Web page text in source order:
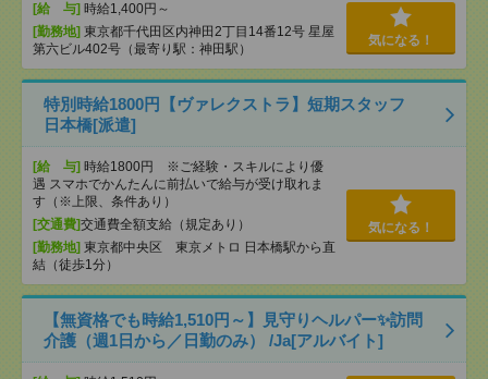
[給 与] 時給1,400円～
[勤務地] 東京都千代田区内神田2丁目14番12号 星屋
第六ビル402号（最寄り駅：神田駅）
気になる！
特別時給1800円【ヴァレクストラ】短期スタッフ
日本橋[派遣]
[給 与] 時給1800円 ※ご経験・スキルにより優
遇 スマホでかんたんに前払いで給与が受け取れま
す（※上限、条件あり）
[交通費]交通費全額支給（規定あり）
[勤務地] 東京都中央区 東京メトロ 日本橋駅から直
結（徒歩1分）
気になる！
【無資格でも時給1,510円～】見守りヘルパー✨訪問
介護（週1日から／日勤のみ） /Ja[アルバイト]